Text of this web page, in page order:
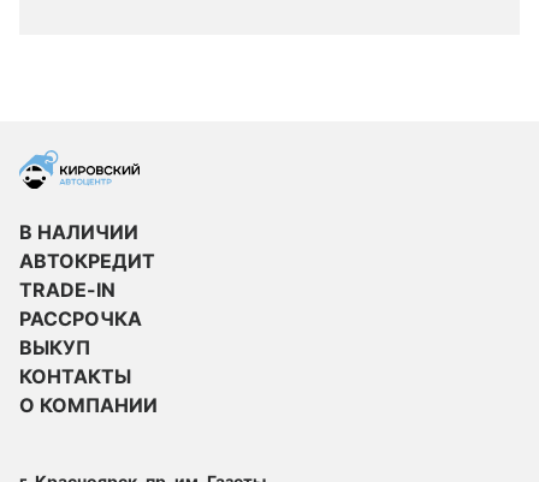
В НАЛИЧИИ
АВТОКРЕДИТ
TRADE-IN
РАССРОЧКА
ВЫКУП
КОНТАКТЫ
О КОМПАНИИ